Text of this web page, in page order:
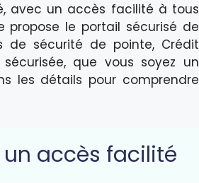
avec un accès facilité à tous
propose le portail sécurisé de
de sécurité de pointe, Crédit
que vous soyez un
les détails pour comprendre
un accès facilité